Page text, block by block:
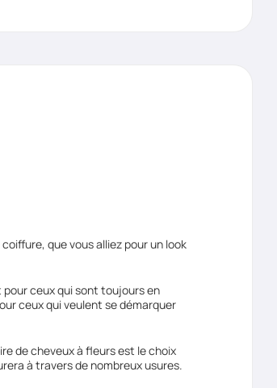
que vous alliez pour un look
ceux qui sont toujours en
ceux qui veulent se démarquer
de cheveux à fleurs est le choix
à travers de nombreux usures.